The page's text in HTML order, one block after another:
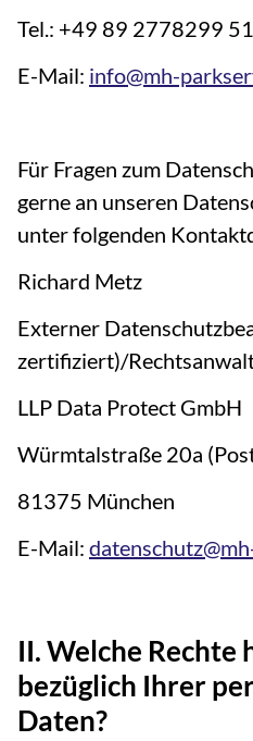
Tel.: +49 89 2778299 51
E-Mail: info@mh-
Für Fragen zum
gerne an unseren
unter folgenden
Richard Metz
Externer
zertifiziert)/
LLP Data Protect GmbH
Würmtalstraße 20a
81375 München
E-Mail:
II. Welche Rechte
bezüglich Ihrer
Daten?